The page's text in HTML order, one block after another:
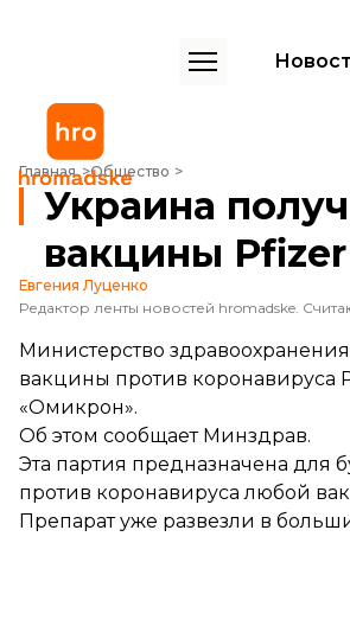
Главная Общество
Украина получила 500 тысяч доз
Украина
вакцины
Евгения Луценко
Министерство
вакцины против коронавируса
«Омикрон».
Об этом сообщаетМинздрав.
Эта партия предназначена для
против коронавируса любой
Препарат уже развезли в